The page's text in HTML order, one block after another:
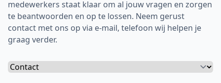
medewerkers staat klaar om al jouw vragen en zorgen
te beantwoorden en op te lossen. Neem gerust
contact met ons op via e-mail, telefoon wij helpen je
graag verder.
Kies een optie